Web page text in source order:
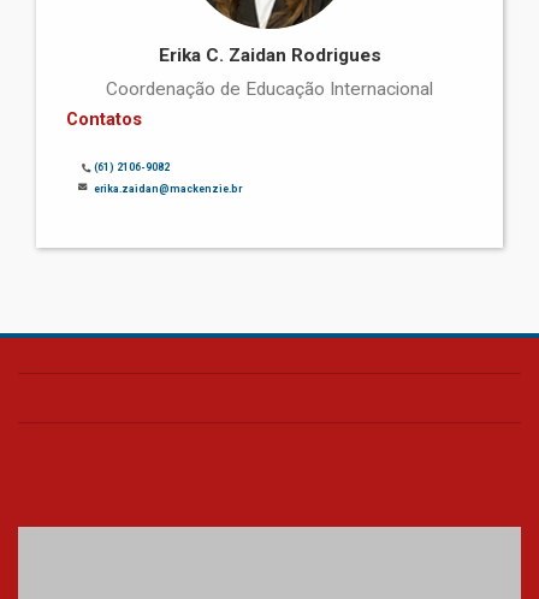
Erika C. Zaidan Rodrigues
Coordenação de Educação Internacional
Contatos
(61) 2106-9082
erika.zaidan@mackenzie.br